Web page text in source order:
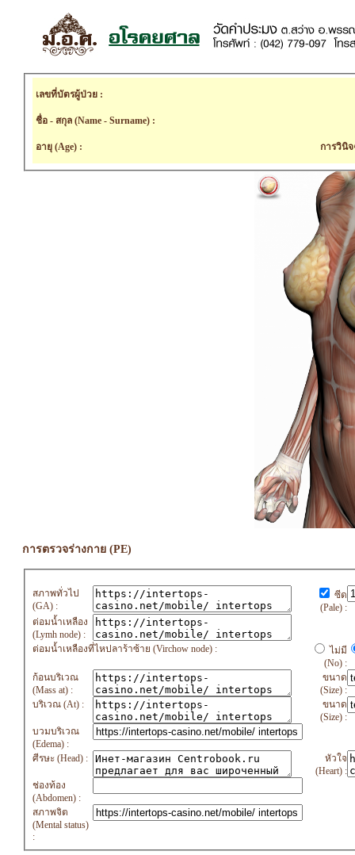
เลขที่บัตรผู้ป่วย :
ชื่อ - สกุล (Name - Surname) :
อายุ (Age) : การวินิ
การตรวจร่างกาย (PE)
สภาพทั่วไป
(GA) :
ซีด
(Pale) :
ต่อมน้ำเหลือง
(Lymh node) :
ต่อมน้ำเหลืองที่ไหปลาร้าซ้าย (Virchow node) :
ไม่มี
(No) :
ก้อนบริเวณ
(Mass at) :
ขนาด
(Size) :
บริเวณ (At) :
ขนาด
(Size) :
บวมบริเวณ
(Edema) :
ศีรษะ (Head) :
หัวใจ
(Heart) :
ช่องท้อง
(Abdomen) :
สภาพจิต
(Mental status)
: